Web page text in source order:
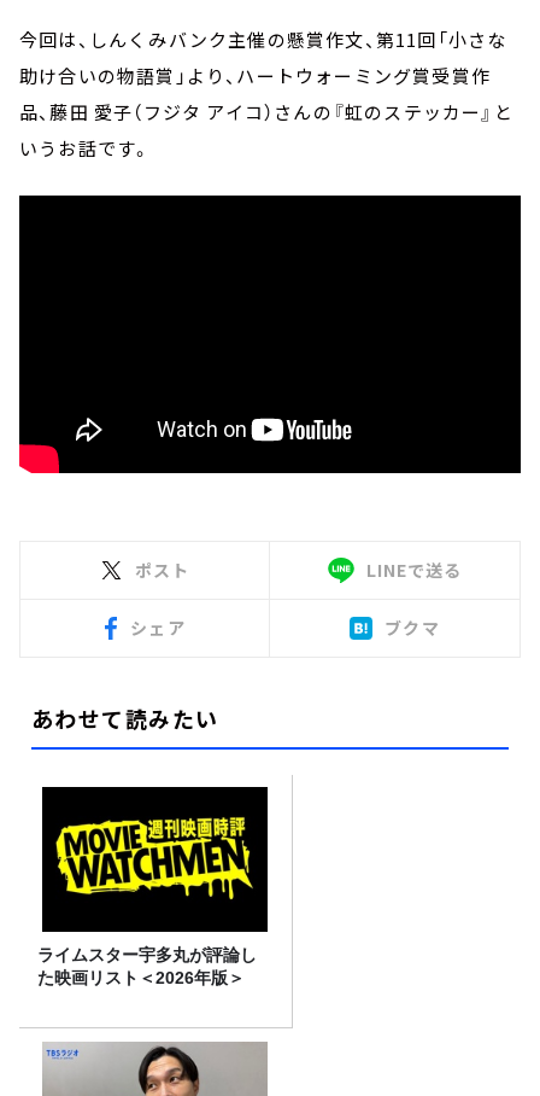
今回は、しんくみバンク主催の懸賞作文、第11回「小さな
助け合いの物語賞」より、ハートウォーミング賞受賞作
品、藤田 愛子（フジタ アイコ）さんの『虹のステッカー』と
いうお話です。
ポスト LINEで送る
シェア ブクマ
あわせて読みたい
ライムスター宇多丸が評論し
た映画リスト＜2026年版＞